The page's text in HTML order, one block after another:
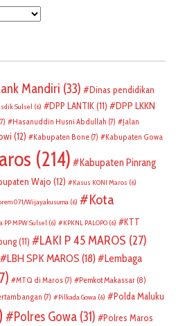
Mandiri (33)
Dinas pendidikan
Sulsel (6) DPP LANTIK(11)
DPP LKKN
Hasanuddin Husni Abdullah (7)
Jalan
(12) Kabupaten Bone (7) Kabupaten Gowa
(214)
Kabupaten Pinrang
Wajo (12) Kasus KONI Maros (6)
071/Wijayakusuma (6)
Kota
PP MPW Sulsel (6) KPKNL PALOPO (6)
KTT
(11) LAKI P 45 MAROS (27)
LBH SPK MAROS (18)
Lembaga
MTQ di Maros (7) Pemkot Makassar (8)
(7) Pilkada Gowa (6)
Polda Maluku
Polres Gowa (31)
Polres Maros